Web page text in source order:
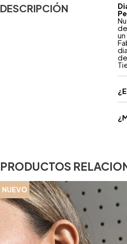
DESCRIPCIÓN
¿
PRODUCTOS
NUEVO